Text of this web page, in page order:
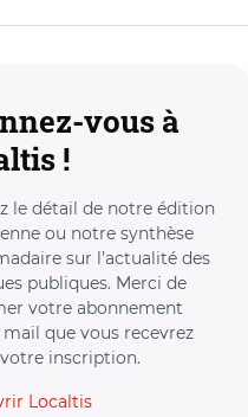
vous à
!
le détail de notre édition
ou notre synthèse
sur l’actualité des
publiques. Merci de
votre abonnement
mail que vous recevrez
inscription.
Localtis